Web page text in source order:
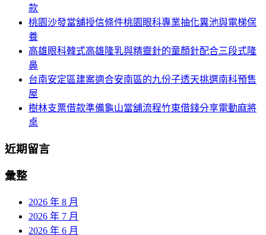
款
桃園沙發當舖授信條件桃園眼科專業抽化糞池與電梯保
養
高雄眼科韓式高雄隆乳與精靈針的童顏針配合三段式隆
鼻
台南安定區建案適合安南區的九份子透天挑選南科預售
屋
樹林支票借款準備龜山當舖流程竹東借錢分享電動麻將
桌
近期留言
彙整
2026 年 8 月
2026 年 7 月
2026 年 6 月